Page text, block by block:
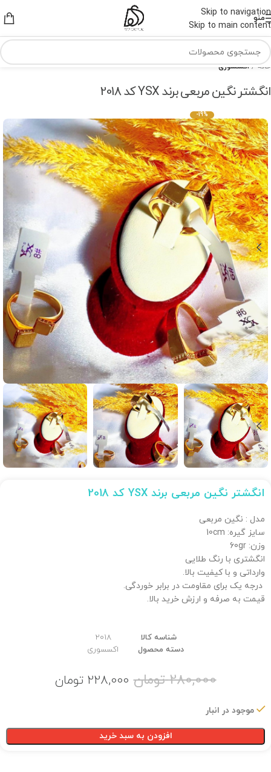
Skip to navigation
Skip to main content
منو
خانه اکسسوری
انگشتر نگین مربعی برند YSX کد 2018
-19%
انگشتر نگین مربعی برند YSX کد 2018
مدل : نگین مربعی
سایز گیره: 10cm
وزن: 60gr
انگشتری با رنگ طلایی
وارداتی و با کیفیت بالا.
درجه یک برای مقاومت در برابر خوردگی.
قیمت به صرفه و ارزش خرید بالا.
شناسه کالا
2018
دسته محصول
اکسسوری
280,000 تومان 228,000 تومان
موجود در انبار
افزودن به سبد خرید